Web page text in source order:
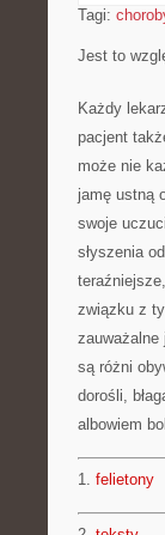
Tagi:
Jest to
Każdy
pacjent
może nie
jamę ustną
swoje
słyszenia
związku z
są różni
dorośli,
albowiem
1. felietony